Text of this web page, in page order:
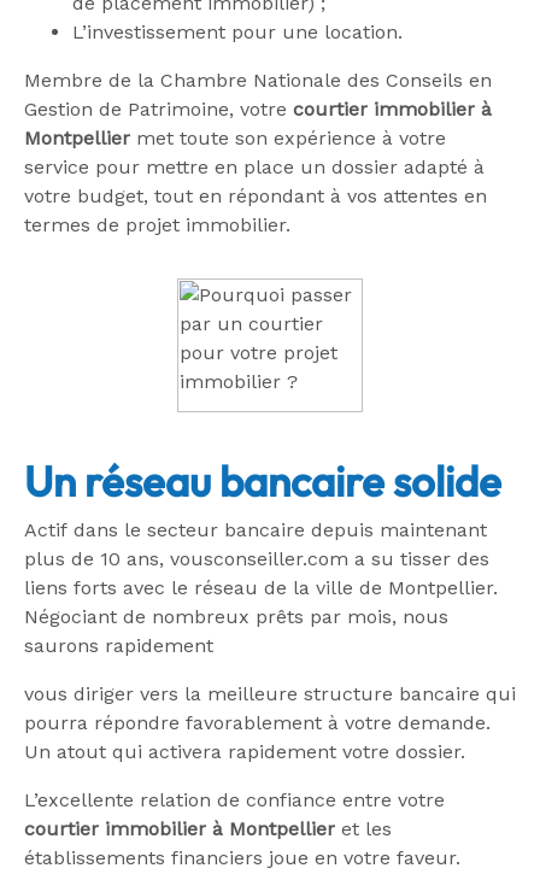
L’investissement pour une location.
Membre de la Chambre Nationale des Conseils en
Gestion de Patrimoine, votre courtier immobilier à
Montpellier met toute son expérience à votre
service pour mettre en place un dossier adapté à
votre budget, tout en répondant à vos attentes en
termes de projet immobilier.
Un réseau bancaire solide
Actif dans le secteur bancaire depuis maintenant
plus de 10 ans, vousconseiller.com a su tisser des
liens forts avec le réseau de la ville de Montpellier.
Négociant de nombreux prêts par mois, nous
saurons rapidement
vous diriger vers la meilleure structure bancaire qui
pourra répondre favorablement à votre demande.
Un atout qui activera rapidement votre dossier.
L’excellente relation de confiance entre votre
courtier immobilier à Montpellier et les
établissements financiers joue en votre faveur.